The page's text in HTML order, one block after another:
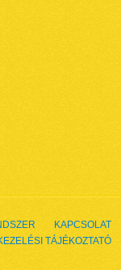
KAPCSOLAT
TÁJÉKOZTATÓ